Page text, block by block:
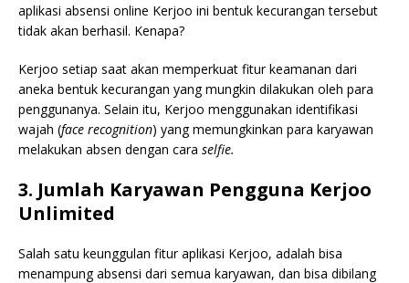
aplikasi absensi online Kerjoo ini bentuk kecurangan tersebut
tidak akan berhasil. Kenapa?
Kerjoo setiap saat akan memperkuat fitur keamanan dari
aneka bentuk kecurangan yang mungkin dilakukan oleh para
penggunanya. Selain itu, Kerjoo menggunakan identifikasi
wajah (face recognition) yang memungkinkan para karyawan
melakukan absen dengan cara selfie.
3. Jumlah Karyawan Pengguna Kerjoo
Unlimited
Salah satu keunggulan fitur aplikasi Kerjoo, adalah bisa
menampung absensi dari semua karyawan, dan bisa dibilang